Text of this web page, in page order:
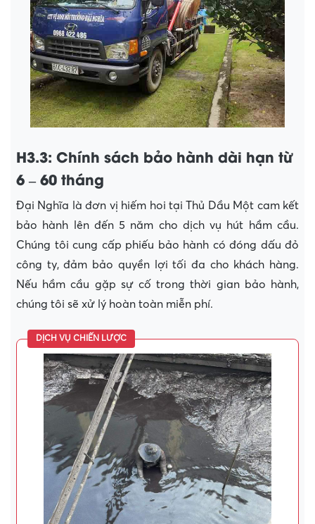
H3.3: Chính sách bảo hành dài hạn từ
6 – 60 tháng
Đại Nghĩa là đơn vị hiếm hoi tại Thủ Dầu Một cam kết
bảo hành lên đến 5 năm cho dịch vụ hút hầm cầu.
Chúng tôi cung cấp phiếu bảo hành có đóng dấu đỏ
công ty, đảm bảo quyền lợi tối đa cho khách hàng.
Nếu hầm cầu gặp sự cố trong thời gian bảo hành,
chúng tôi sẽ xử lý hoàn toàn miễn phí.
DỊCH VỤ CHIẾN LƯỢC